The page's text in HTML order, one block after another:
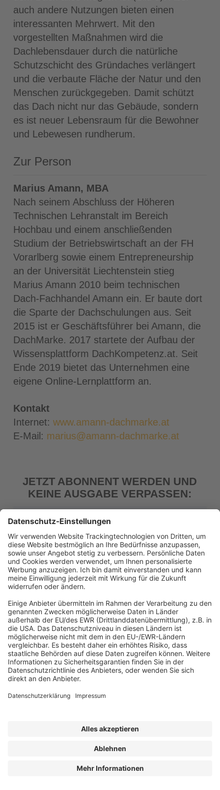
auch andere Nutzungen bieten einen
interessanten Mehrwert. Mit den
vorgestellten Maßnahmen wird die
Dachlebensdauer durch die natürliche
Schutzschicht des Gründaches verlängert
und die verbaute Fläche der Natur und den
Menschen zurückgegeben. Damit schützt
das Dach nicht nur das Gebäude, sondern
es ist neuer Lebensraum für die Bewohner
und Lebewesen rundherum.
Zur Person
Marius Amann, MBA
Nach seinem Abschluss der Höheren
Technischen Lehranstalt im Bereich
Hochbau und einem anschließenden
Studium der Betriebswirtschaft an der FH
Vorarlberg sowie einem Entrepreneurship
an der Universität Liechtenstein stieg
Marius Amann 2010 beim technischen
Dach-Fachhandel Amann ein. Er baute dort
die Sparte der Dachschulungen aus. Seit
2015 ist er Geschäftsführer bei Amann, die
DachMarke. 2017 startete der Aufbau der
Wissensplattform DachKompetenz.at. Seit
Ende 2019 bietet das Unternehmen eine
eigene Online-Lernplattform an.
Kontakt
Internet:www.amann-dachmarke.at
E-Mail: marius@amann-dachmarke.at
JETZT ABONNENT WERDEN UND
KEINE AUSGABE VERPASSEN:
der bauschaden
Fachzeitschrift zur Beurteilung,
Sanierung und Vermeidung von
Bauschäden
JETZT BESTELLEN